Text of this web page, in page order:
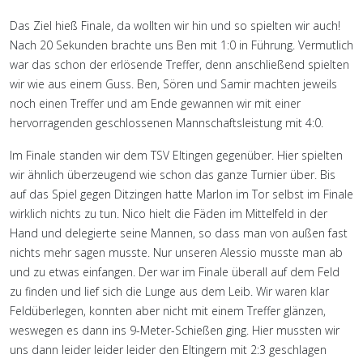
Das Ziel hieß Finale, da wollten wir hin und so spielten wir auch!
Nach 20 Sekunden brachte uns Ben mit 1:0 in Führung. Vermutlich
war das schon der erlösende Treffer, denn anschließend spielten
wir wie aus einem Guss. Ben, Sören und Samir machten jeweils
noch einen Treffer und am Ende gewannen wir mit einer
hervorragenden geschlossenen Mannschaftsleistung mit 4:0.
Im Finale standen wir dem TSV Eltingen gegenüber. Hier spielten
wir ähnlich überzeugend wie schon das ganze Turnier über. Bis
auf das Spiel gegen Ditzingen hatte Marlon im Tor selbst im Finale
wirklich nichts zu tun. Nico hielt die Fäden im Mittelfeld in der
Hand und delegierte seine Mannen, so dass man von außen fast
nichts mehr sagen musste. Nur unseren Alessio musste man ab
und zu etwas einfangen. Der war im Finale überall auf dem Feld
zu finden und lief sich die Lunge aus dem Leib. Wir waren klar
Feldüberlegen, konnten aber nicht mit einem Treffer glänzen,
weswegen es dann ins 9-Meter-Schießen ging. Hier mussten wir
uns dann leider leider leider den Eltingern mit 2:3 geschlagen